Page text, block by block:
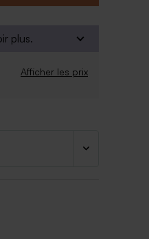
E330, arome
plus.
Afficher les prix